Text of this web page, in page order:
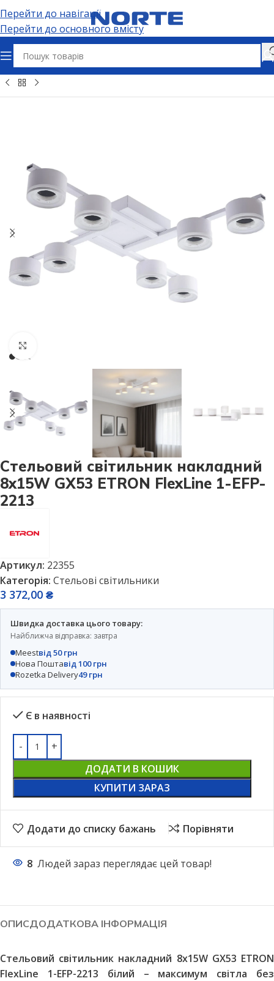
Перейти до навігації
Перейти до основного вмісту
Освітлення Світильники Стельові світильники
Стельовий світильник накладний
8х15W GX53 ETRON FlexLine 1-EFP-
2213
Артикул: 22355
Категорія: Стельові світильники
3 372,00 ₴
Швидка доставка цього товару:
Найближча відправка: завтра
Meestвід 50 грн
Нова Поштавід 100 грн
Rozetka Delivery49 грн
Є в наявності
ДОДАТИ В КОШИК
КУПИТИ ЗАРАЗ
Додати до списку бажань Порівняти
8 Людей зараз переглядає цей товар!
ОПИСДОДАТКОВА ІНФОРМАЦІЯ
Стельовий світильник накладний 8x15W GX53 ETRON
FlexLine 1-EFP-2213 білий – максимум світла без